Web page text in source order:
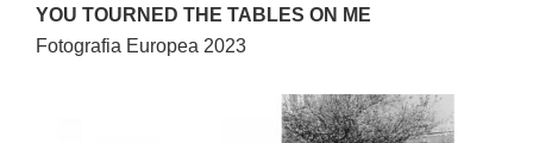
YOU TOURNED THE TABLES ON ME
Fotografia Europea 2023